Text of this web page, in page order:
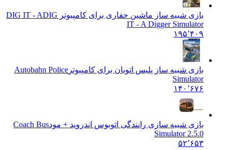
بازی شبیه ساز ماشین حفاری برای کامپیوتر DIG IT - A DIG
IT - A Digger Simulator
۱۹۵٬۴۰۹
بازی شبیه ساز پلیس اتوبان برای کامپیوتر Autobahn Police
Simulator
۱۴۰٬۶۷۶
بازی شبیه سازی رانندگی اتوبوس اندروید + مودCoach Bus
Simulator 2.5.0
۵۲٬۶۵۳